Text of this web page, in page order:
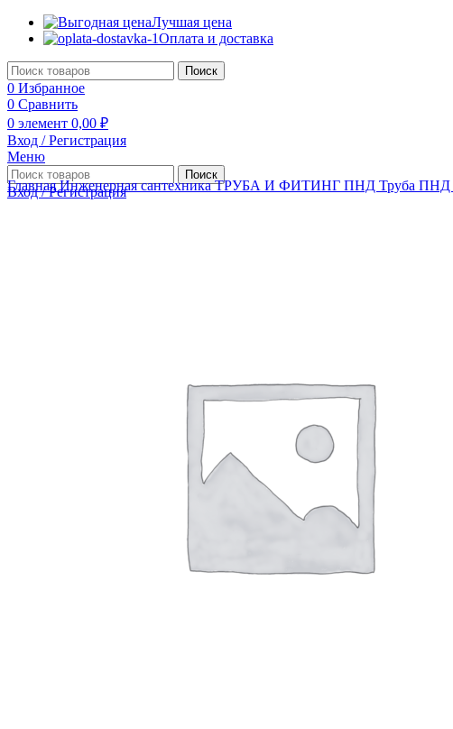
Лучшая цена
Оплата и доставка
Поиск
0 Избранное
0 Сравнить
0 элемент 0,00 ₽
Вход / Регистрация
Меню
Поиск
Вход / Регистрация
ГлавнаяИнженерная сантехникаТРУБА И ФИТИНГ ПНД Труба ПНД